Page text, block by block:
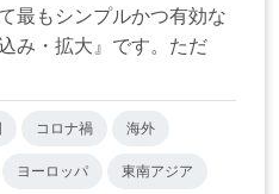
最もシンプルかつ有効な
み・拡大』です。ただ
コロナ禍 海外
ヨーロッパ 東南アジア